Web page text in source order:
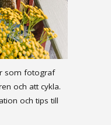
som fotograf
och att cykla.
och tips till